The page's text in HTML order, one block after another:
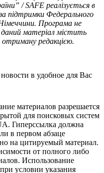
/ SAFE реалізується в
підтримки Федерального
Програма не
даний матеріал містить
редакцією.
в удобное для Вас
материалов разрешается
для поисковых систем
Гиперссылка должна
в первом абзаце
на цитируемый материал.
от полного либо
Использование
условии указания